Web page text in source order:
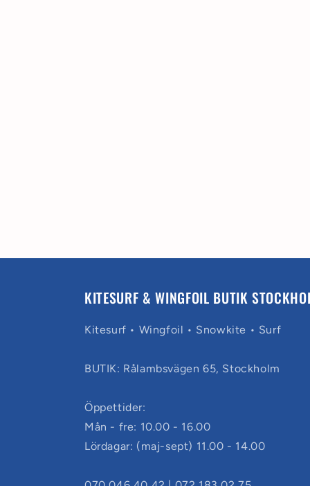
KITESURF & WINGFOIL BUTIK
Kitesurf • Wingfoil • Snowkite • Surf
BUTIK: Rålambsvägen 65, Stockholm
Öppettider:
Mån - fre: 10.00 - 16.00
Lördagar: (maj-sept) 11.00 - 14.00